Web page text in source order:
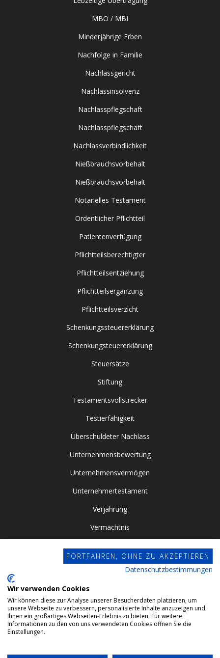
MBO / MBI
Minderjährige Erben
Nachfolge in Familie
Nachlassgericht
Nachlassinsolvenz
Nachlasspflegschaft
Nachlasspflegschaft
Nachlassverbindlichkeit
Nießbrauchsvorbehalt
Nießbrauchsvorbehalt
Notarielles Testament
Ordentlicher Pflichtteil
Patientenverfügung
Pflichtteilsberechtigter
Pflichtteilsentziehung
Pflichtteilsergänzung
Pflichtteilsverzicht
Schenkungssteuererklärung
Schenkungsteuererklärung
Steuersätze
Stiftung
Testamentsvollstrecker
Testierfähigkeit
Überschuldeter Nachlass
Unternehmensbewertung
Unternehmensvermögen
Unternehmertestament
Verjährung
Vermächtnis
Vorsorgevollmacht
Datenschutz
Impressum
FORTFAHREN, OHNE ZU AKZEPTIEREN
Datenschutzbestimmungen
Wir verwenden Cookies
Wir können diese zur Analyse unserer Besucherdaten platzieren, um
unsere Webseite zu verbessern, personalisierte Inhalte anzuzeigen und
Ihnen ein großartiges Webseiten-Erlebnis zu bieten. Für weitere
Informationen zu den von uns verwendeten Cookies öffnen Sie die
Einstellungen.